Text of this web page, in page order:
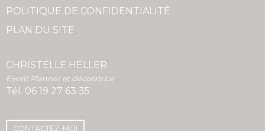
POLITIQUE DE CONFIDENTIALITÉ
PLAN DU SITE
CHRISTELLE HELLER
Event Planner et décoratrice
Tél. 06 19 27 63 35
CONTACTEZ-MOI